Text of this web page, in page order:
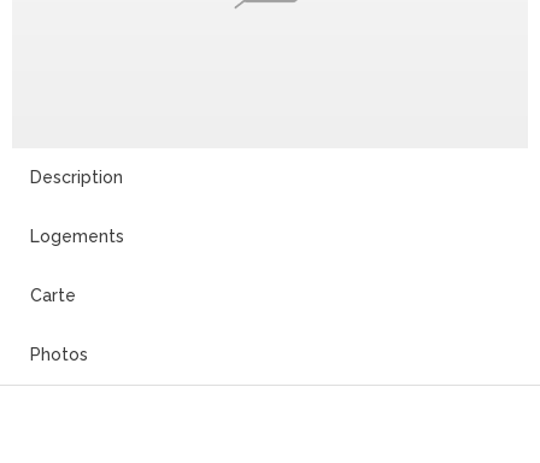
Description
Logements
Carte
Photos